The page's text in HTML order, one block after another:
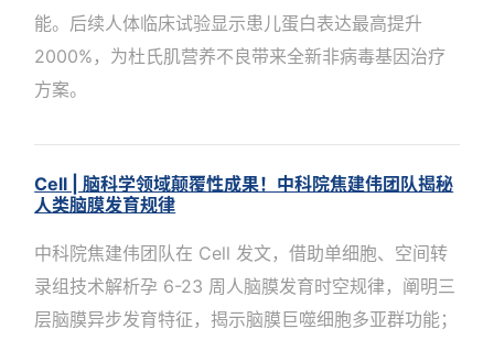
能。后续人体临床试验显示患儿蛋白表达最高提升
2000%，为杜氏肌营养不良带来全新非病毒基因治疗
方案。
Cell | 脑科学领域颠覆性成果！中科院焦建伟团队揭秘
人类脑膜发育规律
中科院焦建伟团队在 Cell 发文，借助单细胞、空间转
录组技术解析孕 6-23 周人脑膜发育时空规律，阐明三
层脑膜异步发育特征，揭示脑膜巨噬细胞多亚群功能；